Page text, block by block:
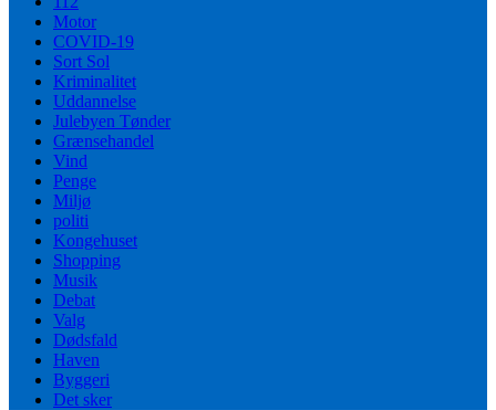
Motor
COVID-19
Sort Sol
Kriminalitet
Uddannelse
Julebyen Tønder
Grænsehandel
Vind
Penge
Miljø
politi
Kongehuset
Shopping
Musik
Debat
Valg
Dødsfald
Haven
Byggeri
Det sker